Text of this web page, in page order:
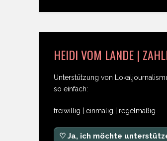
HEIDI VOM LANDE |
Unterstützung von
so einfach:
freiwillig | einmalig | regelmäßig
♡ Ja, ich möchte